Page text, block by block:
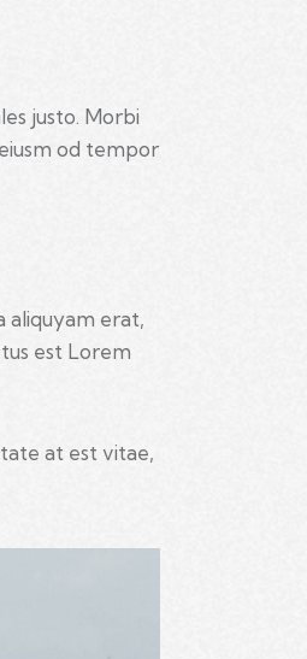
justo. Morbi
od tempor
aliquyam erat,
est Lorem
at est vitae,